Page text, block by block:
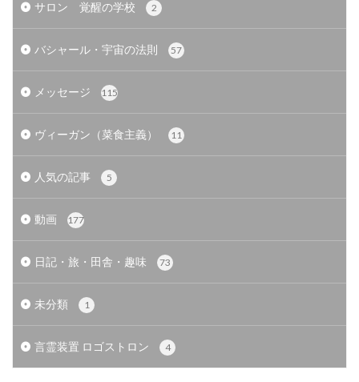
サロン 覚醒の学校 2
バシャール・宇宙の法則 57
メッセージ 115
ヴィーガン（菜食主義） 11
人気の記事 5
動画 177
日記・旅・田舎・趣味 73
未分類 1
言霊装置 ロゴストロン 4